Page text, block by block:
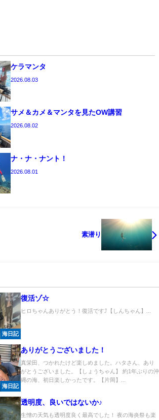
ケラマンタ
2026.08.03
サメ＆カメ＆マンタを見たOW講習
2026.08.02
ナ・ナ・ナント！
2026.08.01
素潜り
海日記
復活ゾ☆
ヒロちゃんありがとう！復活です⤴【しんちゃん】...
海日記
ありがとうございました！
真栄田、つかれたけど楽しめました。ハタさん、あり
がとうございました。【しょうちゃん】 約1年ぶりの沖
縄の海、初日楽しかったです。【片岡】...
透明度、良いではないか♪
生憎の天気も透明度良く最高でした！ 夜の海炎祭も楽